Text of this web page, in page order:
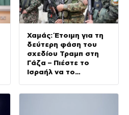
Χαμάς: Έτοιμη για τη
δεύτερη φάση του
σχεδίου Τραμπ στη
Γάζα – Πιέστε το
Ισραήλ να το